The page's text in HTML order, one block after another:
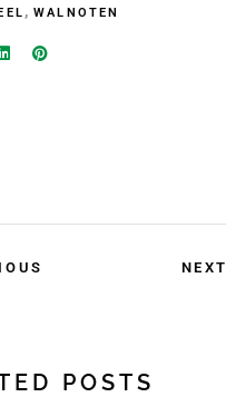
, WALNOTEN
NEXT
POSTS